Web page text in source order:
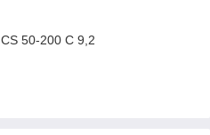
CS 50-200 C 9,2